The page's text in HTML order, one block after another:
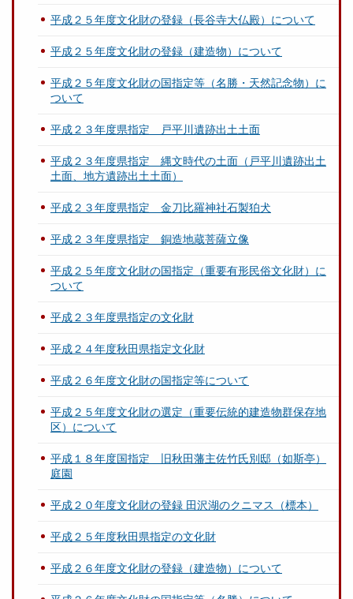
平成２５年度文化財の登録（長谷寺大仏殿）について
平成２５年度文化財の登録（建造物）について
平成２５年度文化財の国指定等（名勝・天然記念物）に
ついて
平成２３年度県指定 戸平川遺跡出土土面
平成２３年度県指定 縄文時代の土面（戸平川遺跡出土
土面、地方遺跡出土土面）
平成２３年度県指定 金刀比羅神社石製狛犬
平成２３年度県指定 銅造地蔵菩薩立像
平成２５年度文化財の国指定（重要有形民俗文化財）に
ついて
平成２３年度県指定の文化財
平成２４年度秋田県指定文化財
平成２６年度文化財の国指定等について
平成２５年度文化財の選定（重要伝統的建造物群保存地
区）について
平成１８年度国指定 旧秋田藩主佐竹氏別邸（如斯亭）
庭園
平成２０年度文化財の登録 田沢湖のクニマス（標本）
平成２５年度秋田県指定の文化財
平成２６年度文化財の登録（建造物）について